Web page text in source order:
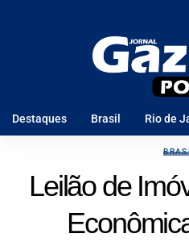
Destaques Brasil Rio de
Leilão de